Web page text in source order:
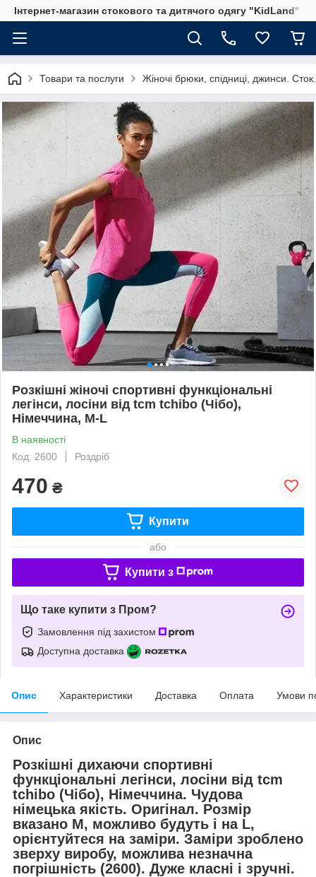
Інтернет-магазин стокового та дитячого одягу "KidLand"
Товари та послуги Жіночі брюки, спідниці, джинси. Сток.
Розкішні жіночі спортивні функціональні
легінси, лосіни від tcm tchibo (Чібо),
Німеччина, M-L
В наявності
Код: 2600
Роздріб
470 ₴
Купити
або
Купити з
Що таке купити з Пром?
Замовлення під захистом
Доступна доставка
Опис Характеристики Доставка Оплата Умови
Опис
Розкішні дихаючи спортивні
функціональні легінси, лосіни від tcm
tchibo (Чібо), Німеччина. Чудова
німецька якість. Оригінал. Розмір
вказано M, можливо будуть і на L,
орієнтуйтеся на заміри. Заміри зроблено
зверху виробу, можлива незначна
погрішність (2600). Дуже класні і зручні.